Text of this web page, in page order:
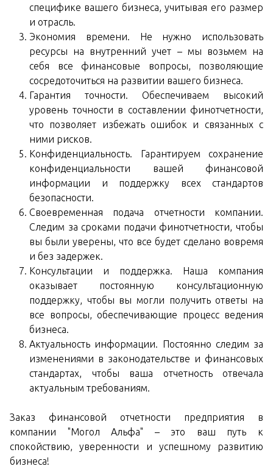
специфике вашего бизнеса, учитывая его размер
и отрасль.
Экономия времени. Не нужно использовать
ресурсы на внутренний учет – мы возьмем на
себя все финансовые вопросы, позволяющие
сосредоточиться на развитии вашего бизнеса.
Гарантия точности. Обеспечиваем высокий
уровень точности в составлении финотчетности,
что позволяет избежать ошибок и связанных с
ними рисков.
Конфиденциальность. Гарантируем сохранение
конфиденциальности вашей финансовой
информации и поддержку всех стандартов
безопасности.
Своевременная подача отчетности компании.
Следим за сроками подачи финотчетности, чтобы
вы были уверены, что все будет сделано вовремя
и без задержек.
Консультации и поддержка. Наша компания
оказывает постоянную консультационную
поддержку, чтобы вы могли получить ответы на
все вопросы, обеспечивающие процесс ведения
бизнеса.
Актуальность информации. Постоянно следим за
изменениями в законодательстве и финансовых
стандартах, чтобы ваша отчетность отвечала
актуальным требованиям.
Заказ финансовой отчетности предприятия в
компании "Могол Альфа" – это ваш путь к
спокойствию, уверенности и успешному развитию
бизнеса!